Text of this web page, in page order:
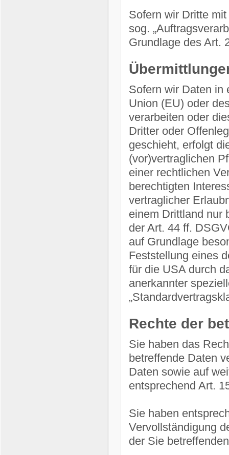
Sofern wir Dritte
sog.
Grundlage des Art.
Sofern wir Daten in
Union (EU) oder
verarbeiten oder
Dritter oder
geschieht, erfolgt
(vor)vertraglichen
einer rechtlichen
berechtigten
vertraglicher
einem Drittland nur
der Art. 44 ff.
auf Grundlage
Feststellung eines
für die USA durch
anerkannter
Rechte der
Sie haben das
betreffende Daten
Daten sowie auf
entsprechend Art.
Sie haben
Vervollständigung
der Sie